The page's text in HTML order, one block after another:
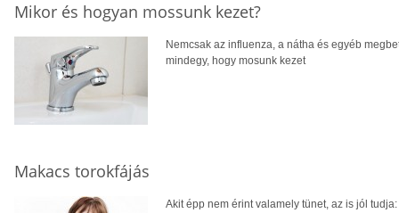
Mikor és hogyan mossunk kezet?
Nemcsak az influenza, a nátha és egyéb
mindegy, hogy mosunk kezet
Makacs torokfájás
Akit épp nem érint valamely tünet, az is jól